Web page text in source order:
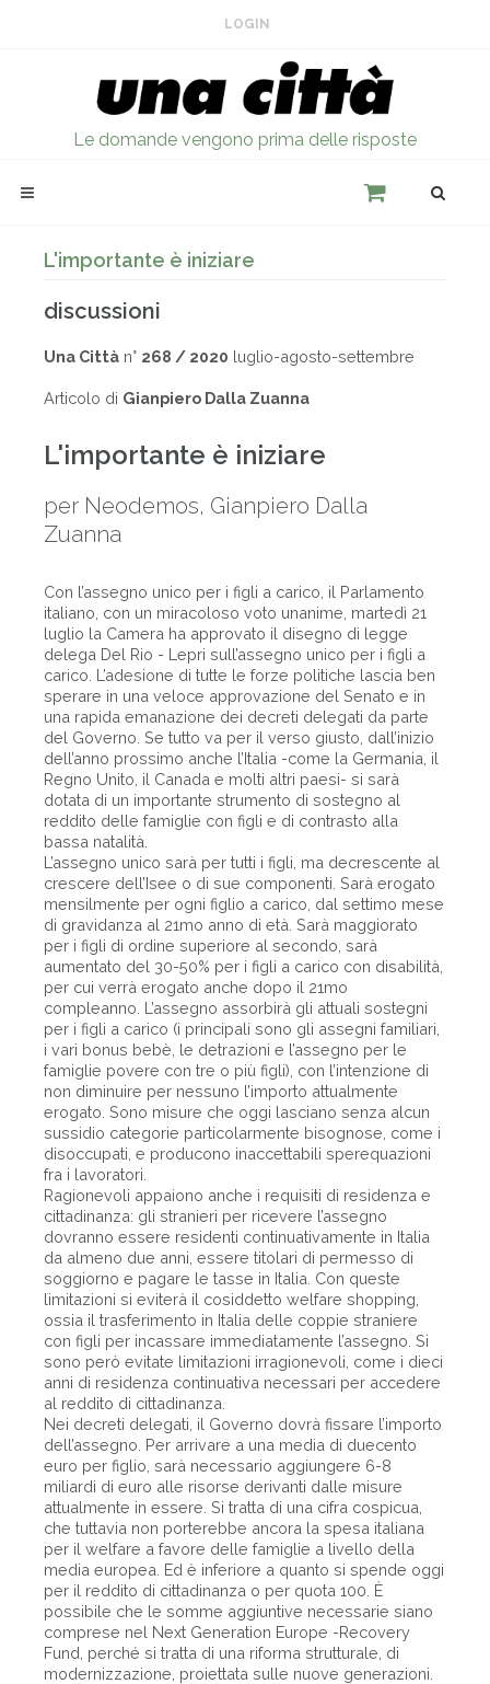
LOGIN
Le domande vengono prima delle risposte
L'importante è iniziare
discussioni
Una Città n° 268 / 2020 luglio-agosto-settembre
Articolo di Gianpiero Dalla Zuanna
L'importante è iniziare
per Neodemos, Gianpiero Dalla
Zuanna
Con l’assegno unico per i figli a carico, il Parlamento
italiano, con un miracoloso voto unanime, martedì 21
luglio la Camera ha approvato il disegno di legge
delega Del Rio - Lepri sull’assegno unico per i figli a
carico. L’adesione di tutte le forze politiche lascia ben
sperare in una veloce approvazione del Senato e in
una rapida emanazione dei decreti delegati da parte
del Governo. Se tutto va per il verso giusto, dall’inizio
dell’anno prossimo anche l’Italia -come la Germania, il
Regno Unito, il Canada e molti altri paesi- si sarà
dotata di un importante strumento di sostegno al
reddito delle famiglie con figli e di contrasto alla
bassa natalità.
L’assegno unico sarà per tutti i figli, ma decrescente al
crescere dell’Isee o di sue componenti. Sarà erogato
mensilmente per ogni figlio a carico, dal settimo mese
di gravidanza al 21mo anno di età. Sarà maggiorato
per i figli di ordine superiore al secondo, sarà
aumentato del 30-50% per i figli a carico con disabilità,
per cui verrà erogato anche dopo il 21mo
compleanno. L’assegno assorbirà gli attuali sostegni
per i figli a carico (i principali sono gli assegni familiari,
i vari bonus bebè, le detrazioni e l’assegno per le
famiglie povere con tre o più figli), con l’intenzione di
non diminuire per nessuno l’importo attualmente
erogato. Sono misure che oggi lasciano senza alcun
sussidio categorie particolarmente bisognose, come i
disoccupati, e producono inaccettabili sperequazioni
fra i lavoratori.
Ragionevoli appaiono anche i requisiti di residenza e
cittadinanza: gli stranieri per ricevere l’assegno
dovranno essere residenti continuativamente in Italia
da almeno due anni, essere titolari di permesso di
soggiorno e pagare le tasse in Italia. Con queste
limitazioni si eviterà il cosiddetto welfare shopping,
ossia il trasferimento in Italia delle coppie straniere
con figli per incassare immediatamente l’assegno. Si
sono però evitate limitazioni irragionevoli, come i dieci
anni di residenza continuativa necessari per accedere
al reddito di cittadinanza.
Nei decreti delegati, il Governo dovrà fissare l’importo
dell’assegno. Per arrivare a una media di duecento
euro per figlio, sarà necessario aggiungere 6-8
miliardi di euro alle risorse derivanti dalle misure
attualmente in essere. Si tratta di una cifra cospicua,
che tuttavia non porterebbe ancora la spesa italiana
per il welfare a favore delle famiglie a livello della
media europea. Ed è inferiore a quanto si spende oggi
per il reddito di cittadinanza o per quota 100. È
possibile che le somme aggiuntive necessarie siano
comprese nel Next Generation Europe -Recovery
Fund, perché si tratta di una riforma strutturale, di
modernizzazione, proiettata sulle nuove generazioni.